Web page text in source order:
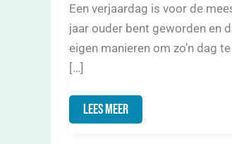
Een verjaardag is voor de
jaar ouder bent geworden en
eigen manieren om zo’n dag
[…]
Lees Meer